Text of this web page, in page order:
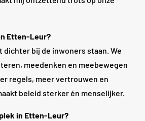
Etten-Leur?
dichter bij de inwoners staan. We
meedenken en meebewegen
regels, meer vertrouwen en
beleid sterker én menselijker.
in Etten-Leur?